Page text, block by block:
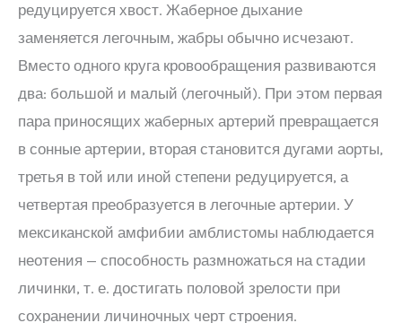
редуцируется хвост. Жаберное дыхание
заменяется легочным, жабры обычно исчезают.
Вместо одного круга кровообращения развиваются
два: большой и малый (легочный). При этом первая
пара приносящих жаберных артерий превращается
в сонные артерии, вторая становится дугами аорты,
третья в той или иной степени редуцируется, а
четвертая преобразуется в легочные артерии. У
мексиканской амфибии амблистомы наблюдается
неотения — способность размножаться на стадии
личинки, т. е. достигать половой зрелости при
сохранении личиночных черт строения.